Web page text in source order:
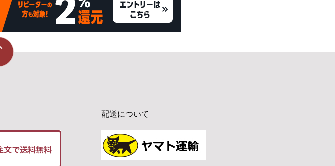
配送について